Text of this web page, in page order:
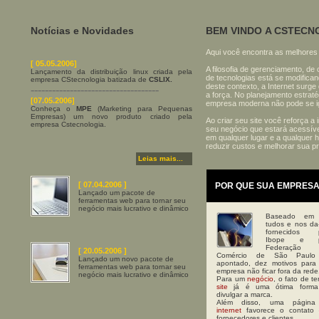
Notícias e Novidades
[ 05.05.2006]
Lançamento da distribuição linux criada pela
empresa CStecnologia batizada de CSLIX.
------------------------------------
[07.05.2006]
Conheça o MPE (Marketing para Pequenas
Empresas) um novo produto criado pela
empresa Cstecnologia.
Leias mais...
BEM VINDO A
Aqui você encontra as melhores
A filosofia de gerenciamento, de
de tecnologias está se
deste contexto, a Internet surge
a força. No planejamento
empresa moderna não pode se
Ao criar seu site você reforça a
seu negócio que estará
em qualquer lugar e a qualquer
reduzir custos e melhorar sua
[ 07.04.2006 ]
Lançado um pacote de
ferramentas web para tornar seu
negócio mais lucrativo e dinâmico
[ 20.05.2006 ]
Lançado um novo pacote de
ferramentas web para tornar seu
negócio mais lucrativo e dinâmico
POR QUE SUA
Baseado em
tudos e nos
fornecidos
Ibope e
Federação
Comércio de São
apontado, dez motivos para
empresa não ficar fora da rede.
Para umnegócio , o fato de
site já é uma ótima
divulgar a marca.
Além disso, uma
internet favorece o contato